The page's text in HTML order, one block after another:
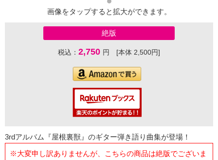
画像をタップすると拡大ができます。
絶版
税込： 2,750 円 [本体 2,500円]
3rdアルバム『屋根裏獣』のギター弾き語り曲集が登場！
※大変申し訳ありませんが、こちらの商品は絶版でございま